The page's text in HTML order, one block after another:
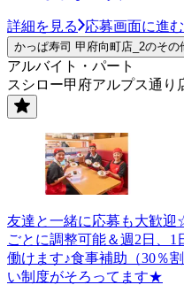
詳細を見る 応募画面に進む
かっぱ寿司 甲府向町店_2のその
アルバイト・パート
スシロー甲府アルプス通り
友達と一緒に応募も大歓
ごとに調整可能＆週2日、1
働けます♪食事補助（30％
い制度がそろってます★